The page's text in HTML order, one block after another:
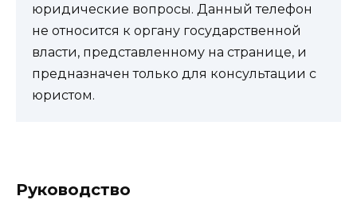
юридические вопросы. Данный телефон
не относится к органу государственной
власти, представленному на странице, и
предназначен только для консультации с
юристом.
Руководство